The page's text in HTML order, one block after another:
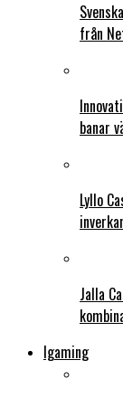
från
banar
Lyllo
Jalla
Igaming